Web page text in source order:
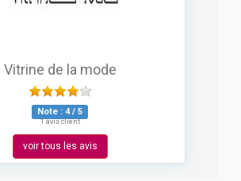
Vitrine de la mode
Note : 4/ 5
1 avis client
voir tous les avis